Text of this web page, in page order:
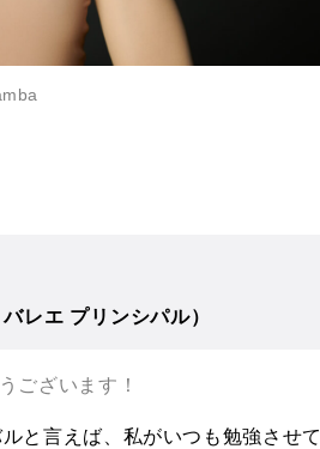
レエ プリンシパル）
ございます！
と言えば、私がいつも勉強させて